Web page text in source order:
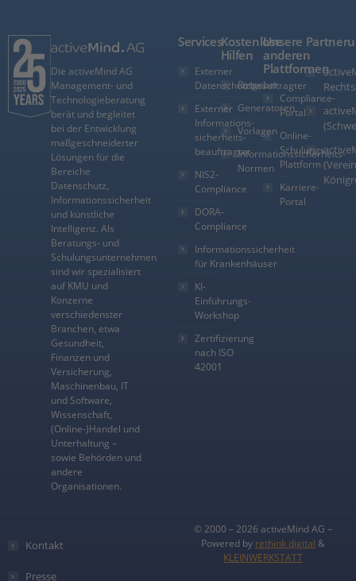
Die activeMind AG
Management- und
Technologieberatung
berät und begleitet
bei der Entwicklung
maßgeschneiderter
Lösungen für die
Bereiche
Datenschutz,
Informationssicherheit
und künstliche
Intelligenz. Als
Beratungs- und
Schulungsunternehmen
sind wir spezialisiert
auf KMU und
Konzerne
verschiedenster
Branchen, etwa
Gesundheit,
Finanzen und
Versicherung,
Maschinenbau, IT
und Software,
Wissenschaft,
(Online-)Handel und
Unterhaltung –
sowie Behörden und
andere
Organisationen.
Services
Externer
Datenschutzbeauftragter
Externer
Informations­
sicherheits­
beauftragter
NIS2-
Compliance
DORA-
Compliance
Informationssicherheit
für Krankenhäuser
KI-
Einführungs-
Workshop
Zertifizierung
nach ISO
42001
Kostenlose
Hilfen
Ratgeber
Generatoren
Vorlagen
Informationssicherheits-
Normen
Unsere
anderen
Plattformen
Compliance-
Portal
Online-
Schulungs-
Plattform
Karriere-
Portal
Kontakt
Presse
© 2000 – 2026 activeMind AG –
Powered by rethink digital &
KLEINWERKSTATT